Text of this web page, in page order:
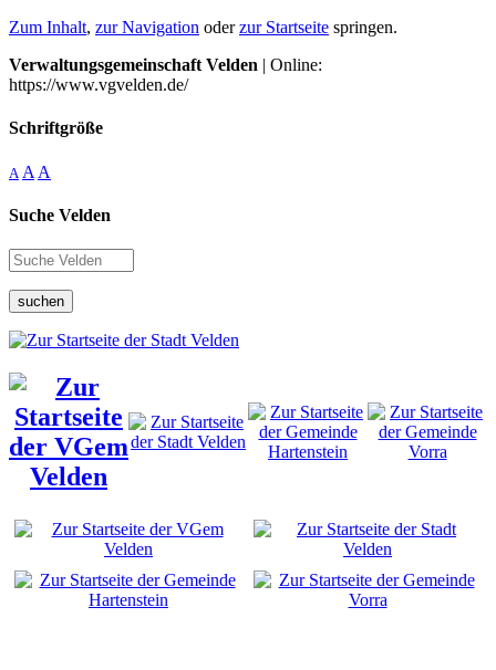
Zum Inhalt, zur Navigation oderzur Startseite springen.
Verwaltungsgemeinschaft Velden | Online:
https://www.vgvelden.de/
Schriftgröße
A A A
Suche Velden
suchen